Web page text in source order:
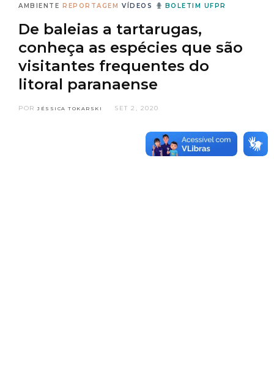
AMBIENTE REPORTAGEM VÍDEOS BOLETIM UFPR
De baleias a tartarugas,
conheça as espécies que são
visitantes frequentes do
litoral paranaense
PORJÉSSICA TOKARSKI SET 2, 2020